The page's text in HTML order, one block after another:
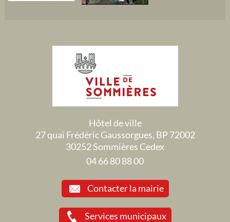
Hôtel de ville
27 quai Frédéric Gaussorgues, BP 72002
30252 Sommières Cedex
04 66 80 88 00
Contacter la mairie
Services municipaux